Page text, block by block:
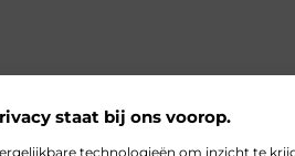
staat bij ons voorop.
technologieën om inzicht te